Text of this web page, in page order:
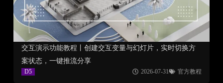
交互演示功能教程丨创建交互变量与幻灯片，实时切换方
案状态，一键推流分享
D5 2026-07-31 官方教程